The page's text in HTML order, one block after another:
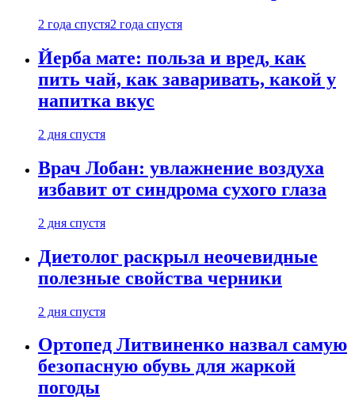
2 года спустя2 года спустя
Йерба мате: польза и вред, как
пить чай, как заваривать, какой у
напитка вкус
2 дня спустя
Врач Лобан: увлажнение воздуха
избавит от синдрома сухого глаза
2 дня спустя
Диетолог раскрыл неочевидные
полезные свойства черники
2 дня спустя
Ортопед Литвиненко назвал самую
безопасную обувь для жаркой
погоды